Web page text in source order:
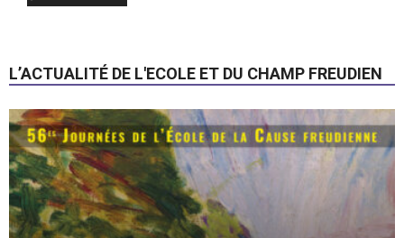
L’ACTUALITÉ DE L'ECOLE ET DU CHAMP FREUDIEN